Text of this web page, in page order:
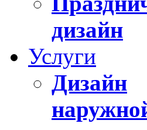
дизайн
Услуги
Дизайн